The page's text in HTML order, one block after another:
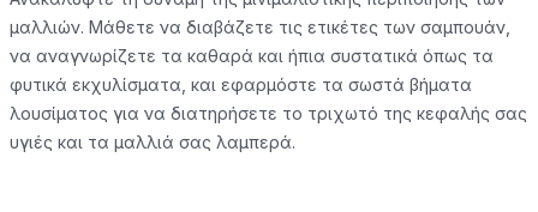
μαλλιών. Μάθετε να διαβάζετε τις ετικέτες των σαμπουάν,
να αναγνωρίζετε τα καθαρά και ήπια συστατικά όπως τα
φυτικά εκχυλίσματα, και εφαρμόστε τα σωστά βήματα
λουσίματος για να διατηρήσετε το τριχωτό της κεφαλής σας
υγιές και τα μαλλιά σας λαμπερά.